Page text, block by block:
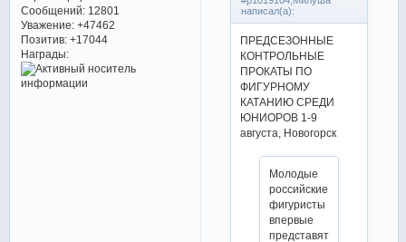
Сообщений:12801
Уважение: +47462
Позитив: +17044
Награды:
написал(а):
ПРЕДСЕЗОННЫЕ
КОНТРОЛЬНЫЕ
ПРОКАТЫ ПО
ФИГУРНОМУ
КАТАНИЮ СРЕДИ
ЮНИОРОВ 1-9
августа, Новогорск
Молодые
российские
фигуристы
впервые
представят